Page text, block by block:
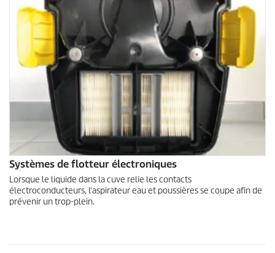
Systèmes de flotteur électroniques
Lorsque le liquide dans la cuve relie les contacts
électroconducteurs, l'aspirateur eau et poussières se coupe afin de
prévenir un trop-plein.